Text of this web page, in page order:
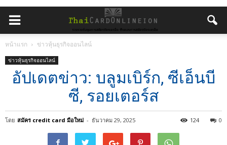
หน้าแรก ข่าวหุ้นธุรกิจออนไลน์
ข่าวหุ้นธุรกิจออนไลน์
อัปเดตข่าว: บลูมเบิร์ก, ซีเอ็นบี
ซี, รอยเตอร์ส
โดย สมัคร credit card มือใหม่ - ธันวาคม 29, 2025 0
124